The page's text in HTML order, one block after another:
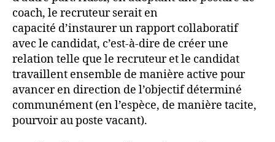
coach, le recruteur serait en
capacité d’instaurer un rapport collaboratif
avec le candidat, c’est-à-dire de créer une
relation telle que le recruteur et le candidat
travaillent ensemble de manière active pour
avancer en direction de l’objectif déterminé
communément (en l’espèce, de manière tacite,
pourvoir au poste vacant).